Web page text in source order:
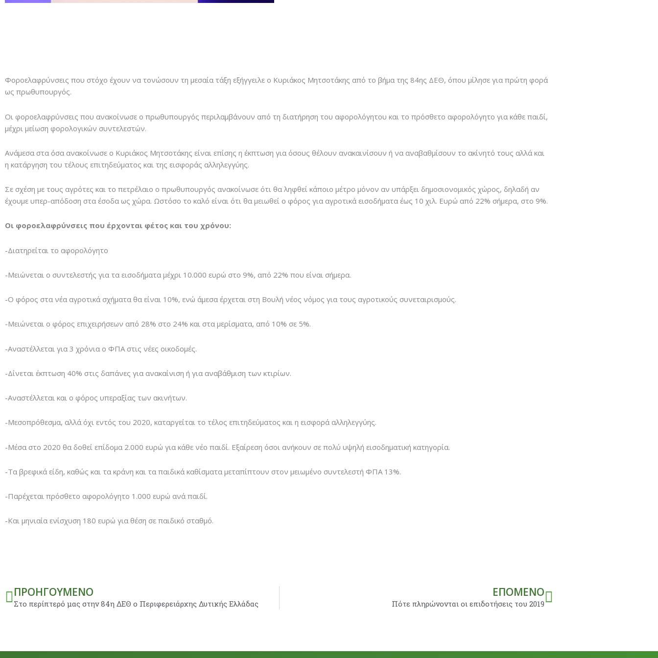
Φοροελαφρύνσεις που στόχο έχουν να τονώσουν τη μεσαία τάξη εξήγγειλε ο Κυριάκος Μητσοτάκης από το βήμα της 84ης ΔΕΘ, όπου μίλησε για πρώτη φορά
ως πρωθυπουργός.
Οι φοροελαφρύνσεις που ανακοίνωσε ο πρωθυπουργός περιλαμβάνουν από τη διατήρηση του αφορολόγητου και το πρόσθετο αφορολόγητο για κάθε παιδί,
μέχρι μείωση φορολογικών συντελεστών.
Ανάμεσα στα όσα ανακοίνωσε ο Κυριάκος Μητσοτάκης είναι επίσης η έκπτωση για όσους θέλουν ανακαινίσουν ή να αναβαθμίσουν το ακίνητό τους αλλά και
η κατάργηση του τέλους επιτηδεύματος και της εισφοράς αλληλεγγύης.
Σε σχέση με τους αγρότες και το πετρέλαιο ο πρωθυπουργός ανακοίνωσε ότι θα ληφθεί κάποιο μέτρο μόνον αν υπάρξει δημοσιονομικός χώρος, δηλαδή αν
έχουμε υπερ-απόδοση στα έσοδα ως χώρα. Ωστόσο το καλό είναι ότι θα μειωθεί ο φόρος για αγροτικά εισοδήματα έως 10 χιλ. Ευρώ από 22% σήμερα, στο 9%.
Οι φοροελαφρύνσεις που έρχονται φέτος και του χρόνου:
-Διατηρείται το αφορολόγητο
-Μειώνεται ο συντελεστής για τα εισοδήματα μέχρι 10.000 ευρώ στο 9%, από 22% που είναι σήμερα.
-Ο φόρος στα νέα αγροτικά σχήματα θα είναι 10%, ενώ άμεσα έρχεται στη Βουλή νέος νόμος για τους αγροτικούς συνεταιρισμούς.
-Μειώνεται ο φόρος επιχειρήσεων από 28% στο 24% και στα μερίσματα, από 10% σε 5%.
-Αναστέλλεται για 3 χρόνια ο ΦΠΑ στις νέες οικοδομές.
-Δίνεται έκπτωση 40% στις δαπάνες για ανακαίνιση ή για αναβάθμιση των κτιρίων.
-Αναστέλλεται και ο φόρος υπεραξίας των ακινήτων.
-Μεσοπρόθεσμα, αλλά όχι εντός του 2020, καταργείται το τέλος επιτηδεύματος και η εισφορά αλληλεγγύης.
-Μέσα στο 2020 θα δοθεί επίδομα 2.000 ευρώ για κάθε νέο παιδί. Εξαίρεση όσοι ανήκουν σε πολύ υψηλή εισοδηματική κατηγορία.
-Τα βρεφικά είδη, καθώς και τα κράνη και τα παιδικά καθίσματα μεταπίπτουν στον μειωμένο συντελεστή ΦΠΑ 13%.
-Παρέχεται πρόσθετο αφορολόγητο 1.000 ευρώ ανά παιδί.
-Και μηνιαία ενίσχυση 180 ευρώ για θέση σε παιδικό σταθμό.
Prev
ΠΡΟΗΓΟΎΜΕΝΟ
Στο περίπτερό μας στην 84η ΔΕΘ ο Περιφερειάρχης Δυτικής Ελλάδας
ΕΠΌΜΕΝΟ
Πότε πληρώνονται οι επιδοτήσεις του 2019
Next